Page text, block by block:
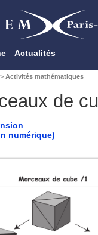
Actualités
Activités mathématiques
de
numérique)